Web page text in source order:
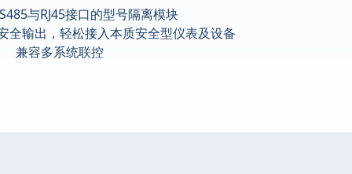
与RJ45接口的型号隔离模块
全输出，轻松接入本质安全型仪表及设备
兼容多系统联控